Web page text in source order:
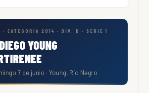
· CATEGORÍA 2014 · DIV. B · SERIE 1
YOUNG
7 de junio · Young, Río Negro